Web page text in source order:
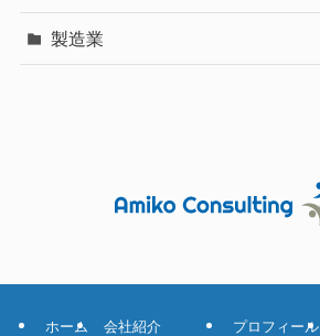
製造業
ホーム
会社紹介
プロフィール